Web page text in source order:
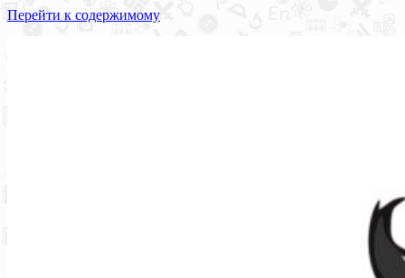
Перейти к содержимому